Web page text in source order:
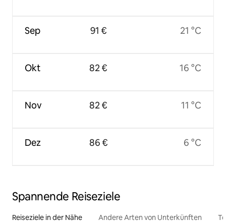
Sep
Okt
Nov
Dez
91 €
82 €
82 €
86 €
21 °C
16 °C
11 °C
6 °C
Spannende Reiseziele
Reiseziele in der Nähe Andere Arten von Unterkünften